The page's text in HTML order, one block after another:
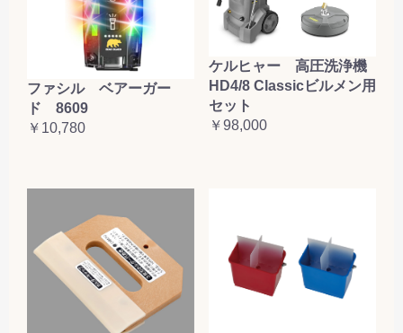
ファシル ベアーガー
ド 8609
￥10,780
ケルヒャー 高圧洗浄機
HD4/8 Classicビルメン用
セット
￥98,000